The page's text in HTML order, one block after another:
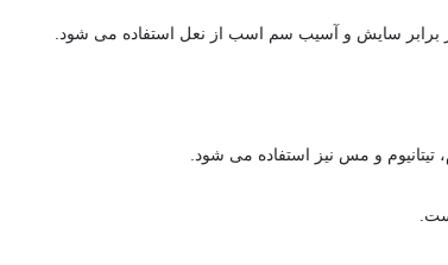
برابر سایش و آسیب سم اسب از نعل استفاده می شود.
تیتانیوم و مس نیز استفاده می شود.